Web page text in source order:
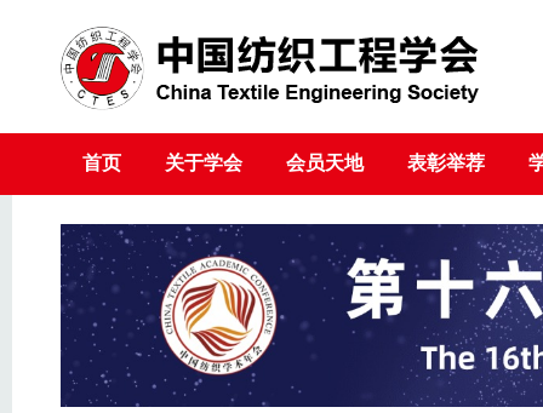
首页 关于学会 会员天地 表彰举荐